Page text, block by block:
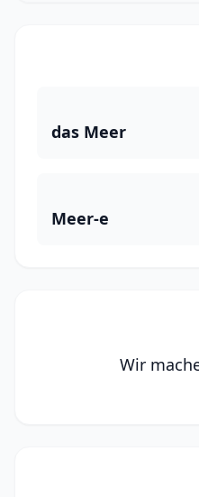
das Meer
Meer-e
Wir